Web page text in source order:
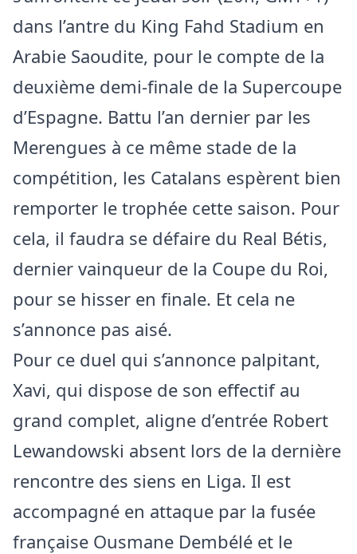
dans l’antre du King Fahd Stadium en
Arabie Saoudite, pour le compte de la
deuxième demi-finale de la Supercoupe
d’Espagne. Battu l’an dernier par les
Merengues à ce même stade de la
compétition, les Catalans espèrent bien
remporter le trophée cette saison. Pour
cela, il faudra se défaire du Real Bétis,
dernier vainqueur de la Coupe du Roi,
pour se hisser en finale. Et cela ne
s’annonce pas aisé.
Pour ce duel qui s’annonce palpitant,
Xavi, qui dispose de son effectif au
grand complet, aligne d’entrée Robert
Lewandowski absent lors de la dernière
rencontre des siens en Liga. Il est
accompagné en attaque par la fusée
française Ousmane Dembélé et le